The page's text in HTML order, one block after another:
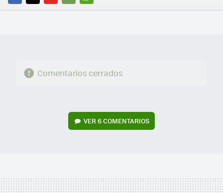
FACEBOOK
TWITTERFLIPBOARD
E-
WHATSAPP
Comentarios cerrados
VER 6 COMENTARIOS